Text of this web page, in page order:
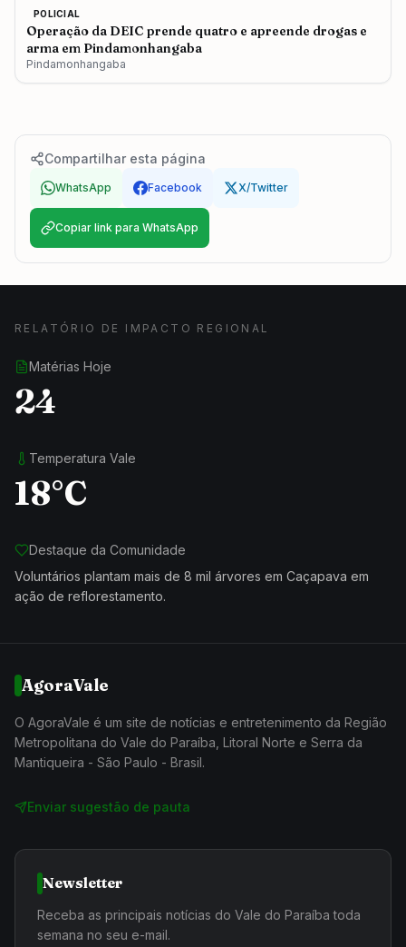
POLICIAL
Operação da DEIC prende quatro e apreende drogas e
arma em Pindamonhangaba
Pindamonhangaba
Compartilhar esta página
WhatsApp Facebook X/Twitter
Copiar link para WhatsApp
RELATÓRIO DE IMPACTO REGIONAL
Matérias Hoje
24
Temperatura Vale
18°C
Destaque da Comunidade
Voluntários plantam mais de 8 mil árvores em Caçapava em
ação de reflorestamento.
AgoraVale
O AgoraVale é um site de notícias e entretenimento da Região
Metropolitana do Vale do Paraíba, Litoral Norte e Serra da
Mantiqueira - São Paulo - Brasil.
Enviar sugestão de pauta
Newsletter
Receba as principais notícias do Vale do Paraíba toda
semana no seu e-mail.